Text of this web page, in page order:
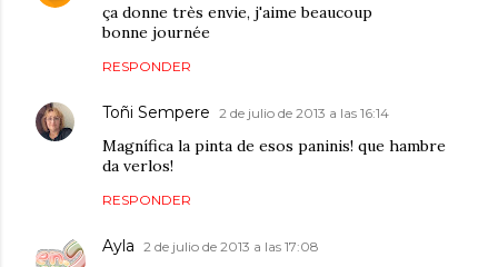
ça donne très envie, j'aime beaucoup
bonne journée
RESPONDER
Toñi Sempere 2 de julio de 2013 a las 16:14
Magnífica la pinta de esos paninis! que hambre
da verlos!
RESPONDER
Ayla 2 de julio de 2013 a las 17:08